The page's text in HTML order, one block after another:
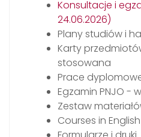
Konsultacje i
24.06.2026)
Plany studiów i
Karty
stosowana
Prace
Egzamin PNJO -
Zestaw
Courses in English